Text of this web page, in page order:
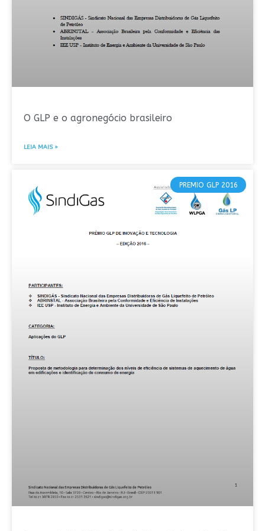
O GLP e o agronegócio brasileiro
LEIA MAIS »
PREMIO GLP 2016